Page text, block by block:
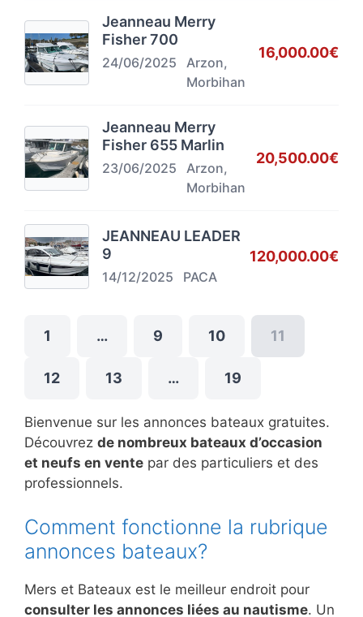
Jeanneau Merry
Fisher 700
24/06/2025
Arzon,
Morbihan
16,000.00€
Jeanneau Merry
Fisher 655 Marlin
23/06/2025
Arzon,
Morbihan
20,500.00€
JEANNEAU LEADER
9
14/12/2025 PACA
120,000.00€
1 … 9 10 11
12 13 … 19
Bienvenue sur les annonces bateaux gratuites.
Découvrez de nombreux bateaux d’occasion
et neufs en vente par des particuliers et des
professionnels.
Comment fonctionne la rubrique
annonces bateaux?
Mers et Bateaux est le meilleur endroit pour
consulter les annonces liées au nautisme. Un